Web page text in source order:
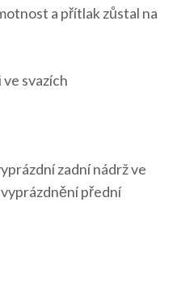
a přítlak zůstal na
svazích
zadní nádrž ve
přední